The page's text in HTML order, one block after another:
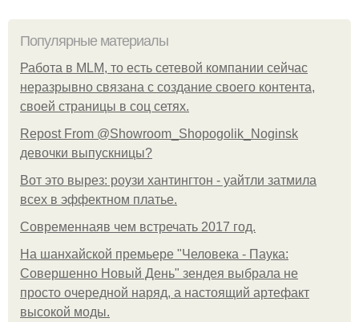
Популярные материалы
Работа в MLM, то есть сетевой компании сейчас
неразрывно связана с создание своего контента,
своей страницы в соц сетях.
Repost From @Showroom_Shopogolik_Noginsk
девочки выпускницы?
Вот это вырез: роузи хантингтон - уайтли затмила
всех в эффектном платьe.
Современнаяв чем встречать 2017 год.
На шанхайской премьере "Человека - Паука:
Совершенно Новый День" зендея выбрала не
просто очередной наряд, а настоящий артефакт
высокой моды.